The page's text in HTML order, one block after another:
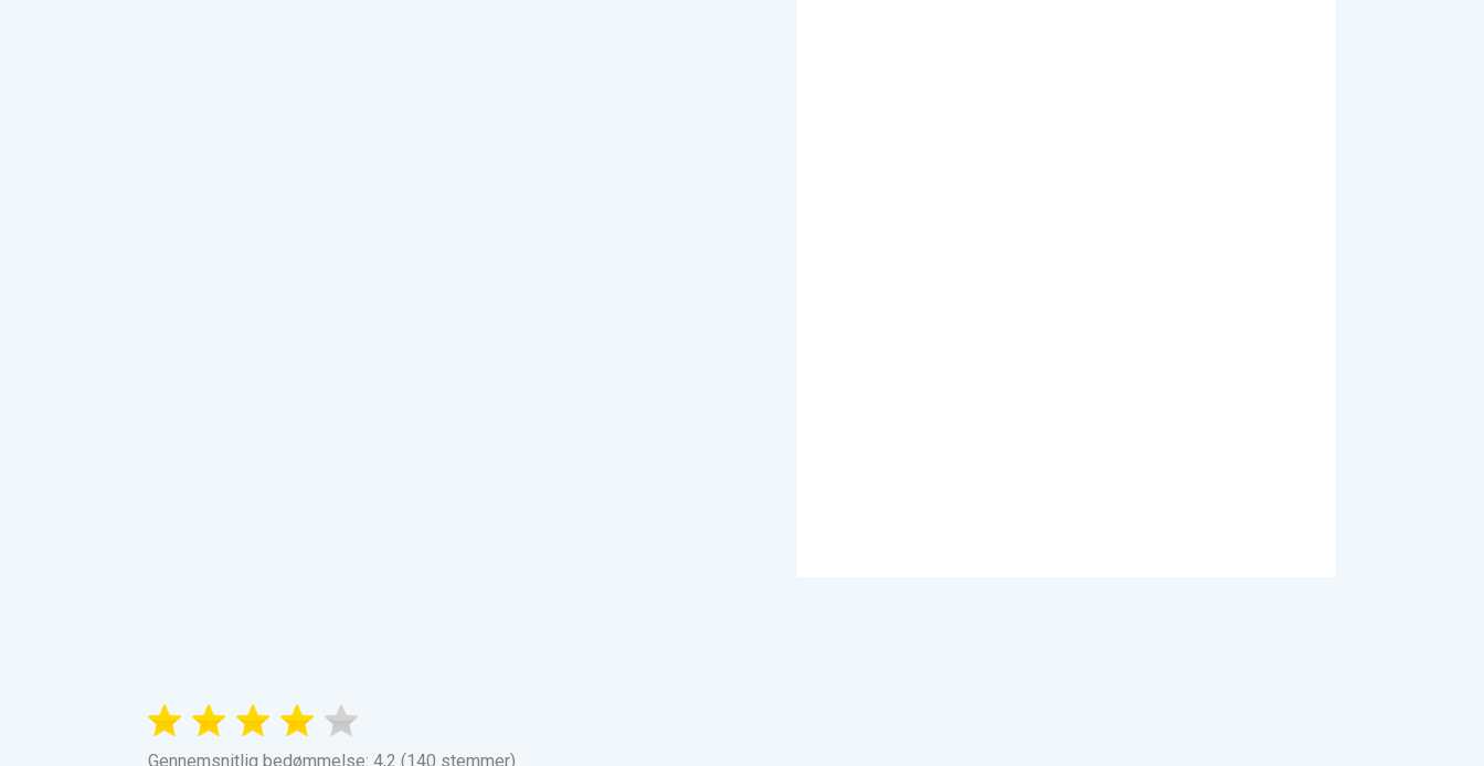
Gennemsnitlig bedømmelse: 4,2 (140 stemmer)